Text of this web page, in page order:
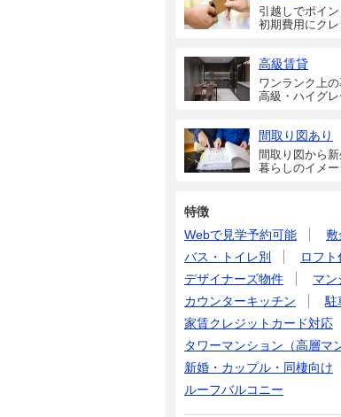
引越しでポイン
初期費用にク
高級賃貸
ワンランク上
高級・ハイグ
間取り図あり
間取り図から
暮らしのイメ
特徴
Webで見学予約可能
敷
バス・トイレ別
ロフト
デザイナーズ物件
マン
カウンターキッチン
駐
家賃クレジットカード対応
タワーマンション（高層マ
新婚・カップル・同棲向け
ルーフバルコニー